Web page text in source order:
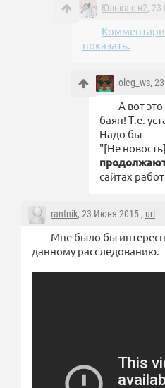
Юлька с н2, 23
показать.
oleg_ws,
А вот
баян! Т.е.
Надо бы
"[Не
сайтах
rantnik, 23 Июня 2015 , url
Мне было бы
данному расследованию.